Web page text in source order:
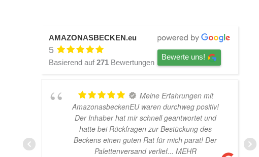
AMAZONASBECKEN.eu
5
Basierend auf 271 Bewertungen
Bewerte uns!
Meine Erfahrungen mit
AmazonasbeckenEU waren durchweg positiv!
Der Inhaber hat mir schnell geantwortet und
hatte bei Rückfragen zur Bestückung des
Beckens einen guten Rat für mich parat! Der
Palettenversand verlief... MEHR